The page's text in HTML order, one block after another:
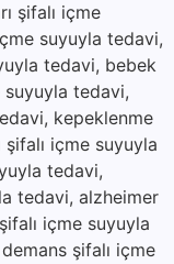
şifalı içme
suyuyla tedavi,
tedavi, bebek
suyuyla tedavi,
kepeklenme
şifalı içme suyuyla
tedavi,
tedavi, alzheimer
içme suyuyla
şifalı içme